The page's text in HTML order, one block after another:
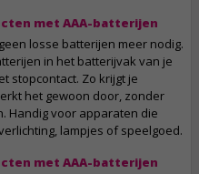
met AAA-batterijen
losse batterijen meer nodig.
in het batterijvak van je
stopcontact. Zo krijgt je
het gewoon door, zonder
Handig voor apparaten die
lampjes of speelgoed.
met AAA-batterijen